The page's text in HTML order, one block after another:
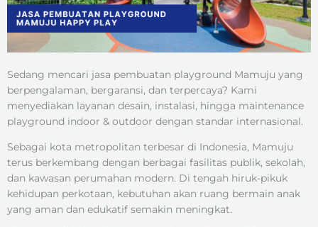
Sedang mencari jasa pembuatan playground Mamuju yang
berpengalaman, bergaransi, dan terpercaya? Kami
menyediakan layanan desain, instalasi, hingga maintenance
playground indoor & outdoor dengan standar internasional.
Sebagai kota metropolitan terbesar di Indonesia, Mamuju
terus berkembang dengan berbagai fasilitas publik, sekolah,
dan kawasan perumahan modern. Di tengah hiruk-pikuk
kehidupan perkotaan, kebutuhan akan ruang bermain anak
yang aman dan edukatif semakin meningkat.